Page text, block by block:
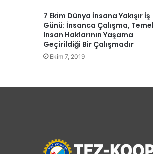
7 Ekim Dünya İnsana Yakışır İş
Günü: İnsanca Çalışma, Temel
Insan Haklarının Yaşama
Geçirildiği Bir Çalışmadır
Ekim 7, 2019